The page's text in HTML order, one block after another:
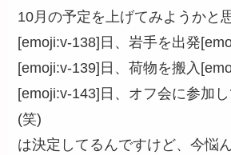
10月の予定を上げてみようかと
[emoji:v-138]日、岩手を出発
[emoji:v-139]日、荷物を搬入
[emoji:v-143]日、オフ会に参加
(笑)
は決定してるんですけど、今悩